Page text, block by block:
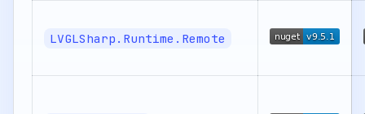
LVGLSharp.Runtime.Remote